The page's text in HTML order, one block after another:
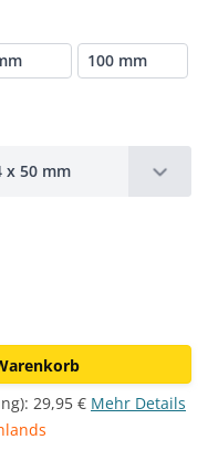
100 mm
x 50 mm
29,95 € Mehr Details